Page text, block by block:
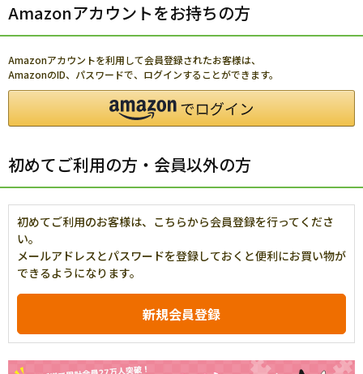
Amazonアカウントをお持ちの方
Amazonアカウントを利用して会員登録されたお客様は、
AmazonのID、パスワードで、ログインすることができます。
初めてご利用の方・会員以外の方
初めてご利用のお客様は、こちらから会員登録を行ってくださ
い。
メールアドレスとパスワードを登録しておくと便利にお買い物が
できるようになります。